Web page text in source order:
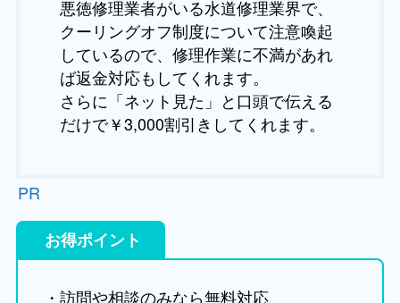
悪徳修理業者がいる水道修理業界で、
クーリングオフ制度について注意喚起
しているので、修理作業に不満があれ
ば返金対応もしてくれます。
さらに「ネット見た」と口頭で伝える
だけで￥3,000割引きしてくれます。
PR
お得ポイント
・訪問や相談のみなら無料対応